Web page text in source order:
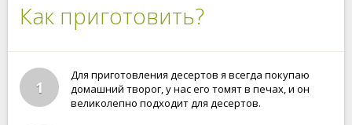
Как приготовить?
1
Для приготовления десертов я всегда покупаю
домашний творог, у нас его томят в печах, и он
великолепно подходит для десертов.